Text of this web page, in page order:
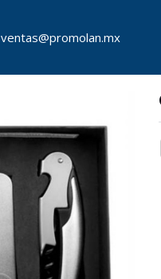
ventas@promolan.mx